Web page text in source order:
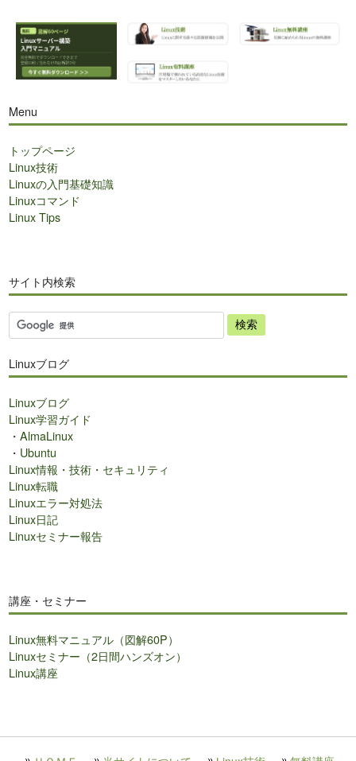
Menu
トップページ
Linux技術
Linuxの入門基礎知識
Linuxコマンド
Linux Tips
サイト内検索
サ
イ
内
索
Linuxブログ
Linuxブログ
Linux学習ガイド
・AlmaLinux
・ Ubuntu
Linux情報・技術・セキュリティ
Linux転職
Linuxエラー対処法
Linux日記
Linuxセミナー報告
講座・セミナー
Linux無料マニュアル（図解60P）
Linuxセミナー（2日間ハンズオン）
Linux講座